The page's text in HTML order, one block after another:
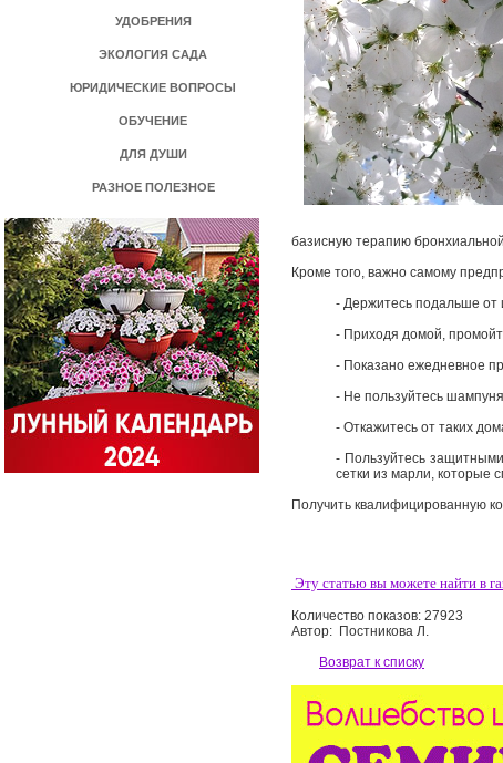
УДОБРЕНИЯ
ЭКОЛОГИЯ САДА
ЮРИДИЧЕСКИЕ ВОПРОСЫ
ОБУЧЕНИЕ
ДЛЯ ДУШИ
РАЗНОЕ ПОЛЕЗНОЕ
базисную терапию
Кроме того, важно самому
- Держитесь подальше от
- Приходя домой,
- Показано ежедневное
- Не пользуйтесь
- Откажитесь от таких
- Пользуйтесь
сетки из марли, которые
Получить квалифицированную
Эту статью вы можете найти в
Количество показов: 27923
Автор: Постникова Л.
Возврат к списку